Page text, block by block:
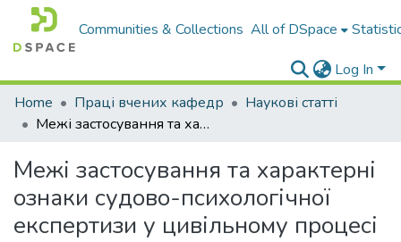
Communities & Collections All of DSpace
Log In
Home
Праці вчених кафедр
Наукові статті
Межі застосування та характерні ознаки судово-психологічної експертизи у цивільному процесі
Межі застосування та характерні
ознаки судово-психологічної
експертизи у цивільному процесі